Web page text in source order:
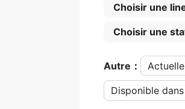
Choisir une line
Choisir une
Autre：
Disponible